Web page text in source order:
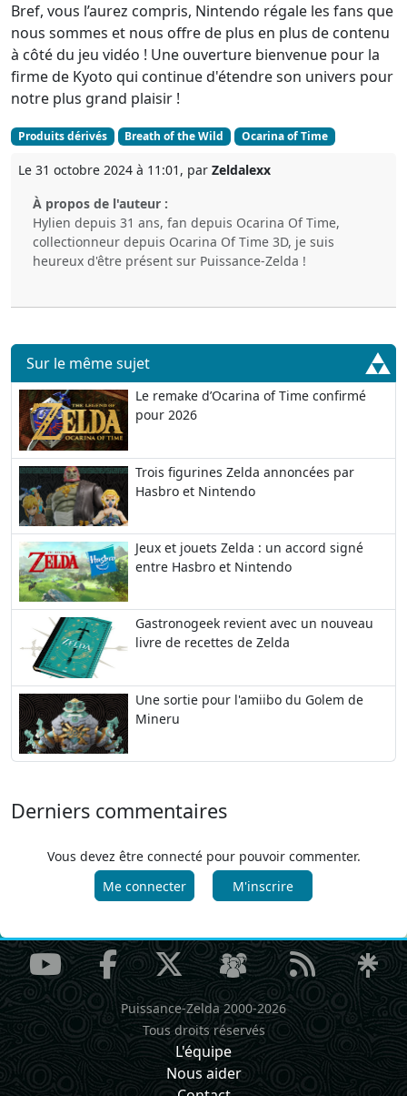
Bref, vous l’aurez compris, Nintendo régale les fans que
nous sommes et nous offre de plus en plus de contenu
à côté du jeu vidéo ! Une ouverture bienvenue pour la
firme de Kyoto qui continue d'étendre son univers pour
notre plus grand plaisir !
Produits dérivés Breath of the Wild Ocarina of Time
Le 31 octobre 2024 à 11:01, par Zeldalexx
À propos de l'auteur :
Hylien depuis 31 ans, fan depuis Ocarina Of Time,
collectionneur depuis Ocarina Of Time 3D, je suis
heureux d'être présent sur Puissance-Zelda !
Sur le même sujet
Le remake d’Ocarina of Time confirmé
pour 2026
Trois figurines Zelda annoncées par
Hasbro et Nintendo
Jeux et jouets Zelda : un accord signé
entre Hasbro et Nintendo
Gastronogeek revient avec un nouveau
livre de recettes de Zelda
Une sortie pour l'amiibo du Golem de
Mineru
Derniers commentaires
Vous devez être connecté pour pouvoir commenter.
Me connecter
M'inscrire
Puissance-Zelda 2000-2026
Tous droits réservés
L'équipe
Nous aider